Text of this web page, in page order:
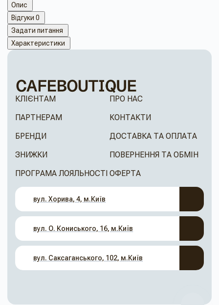
Опис
Відгуки 0
Задати питання
Характеристики
КЛІЄНТАМ
ПАРТНЕРАМ
БРЕНДИ
ЗНИЖКИ
ПРОГРАМА ЛОЯЛЬНОСТІ
ПРО НАС
КОНТАКТИ
ДОСТАВКА ТА ОПЛАТА
ПОВЕРНЕННЯ ТА ОБМІН
ОФЕРТА
вул. Хорива, 4, м.Київ
вул. О. Кониського, 16, м.Київ
вул. Саксаганського, 102, м.Київ